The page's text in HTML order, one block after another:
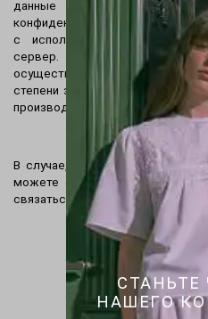
данные Вашей банковской
конфиденциальные данные
с использованием
сервер. Дальнейшая
осуществляется по
степени защиты. Обработка
производится в процессинговом
В случае, если у вас
можете связаться с
связаться с нами по почте:
НАШЕГО